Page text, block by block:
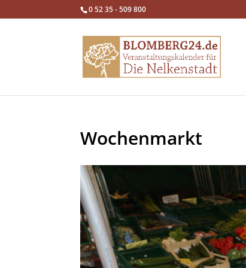
0 52 35 - 509 800
Wochenmarkt